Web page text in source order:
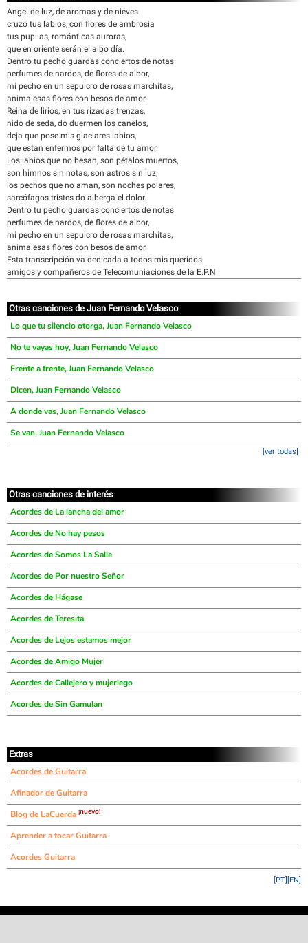
Angel de luz, de aromas y de nieves
cruzó tus labios, con flores de ambrosia
tus pupilas, románticas auroras,
que en oriente serán el albo día.
Dentro tu pecho guardas conciertos de notas
perfumes de nardos, de flores de albor,
mi pecho en un sepulcro de rosas marchitas,
anima esas flores con besos de amor.
Reina de lirios, en tus rizadas trenzas,
nido de seda, do duermen los canelos,
deja que pose mis glaciares labios,
que estan enfermos por falta de tu amor.
Los labios que no besan, son pétalos muertos,
son himnos sin notas, son astros sin luz,
los pechos que no aman, son noches polares,
sarcófagos tristes do alberga el dolor.
Dentro tu pecho guardas conciertos de notas
perfumes de nardos, de flores de albor,
mi pecho en un sepulcro de rosas marchitas,
anima esas flores con besos de amor.
Esta transcripción va dedicada a todos mis queridos
amigos y compañeros de Telecomuniaciones de la E.P.N
Otras canciones de Juan Fernando Velasco
Lo que tu silencio otorga, Juan Fernando Velasco
No te vayas hoy, Juan Fernando Velasco
Frente a frente, Juan Fernando Velasco
Dicen, Juan Fernando Velasco
A donde vas, Juan Fernando Velasco
Se van, Juan Fernando Velasco
[ver todas]
Otras canciones de interés
Acordes de La lancha del amor
Acordes de No hay pesos
Acordes de Somos La Salle
Acordes de Por nuestro Señor
Acordes de Hágase
Acordes de Teresita
Acordes de Lejos estamos mejor
Acordes de Amigo Mujer
Acordes de Callejero y mujeriego
Acordes de Sin Gamulan
Extras
Acordes de Guitarra
Afinador de Guitarra
Blog de LaCuerda ¡nuevo!
Aprender a tocar Guitarra
Acordes Guitarra
[EN]
[PT]